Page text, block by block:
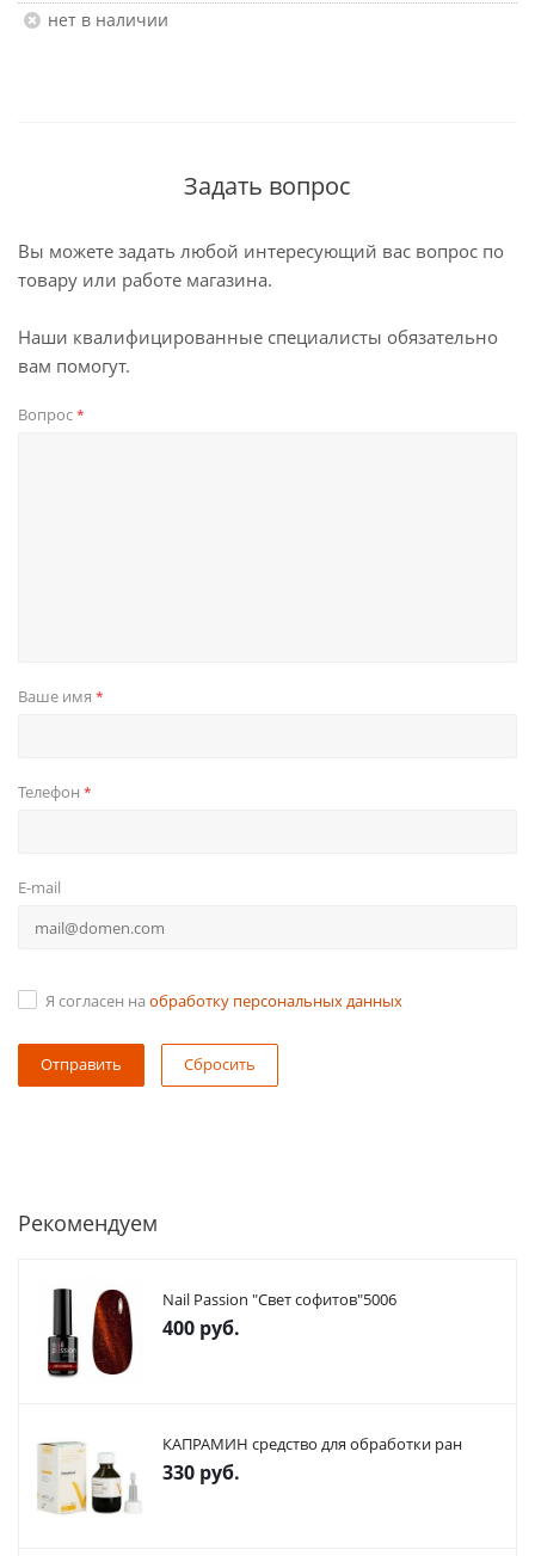
Нет в наличии
Задать вопрос
Вы можете задать любой интересующий вас вопрос по
товару или работе магазина.
Наши квалифицированные специалисты обязательно
вам помогут.
Вопрос*
Ваше имя *
Телефон *
E-mail
Я согласен на обработку персональных данных
Сбросить
Рекомендуем
Nail Passion "Свет софитов"5006
400 руб.
КАПРАМИН средство для обработки ран
330 руб.